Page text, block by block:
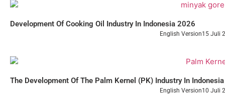
Development Of Cooking Oil Industry In Indonesia 2026
English Version15 Juli
The Development Of The Palm Kernel (PK) Industry In Indonesia
English Version10 Juli